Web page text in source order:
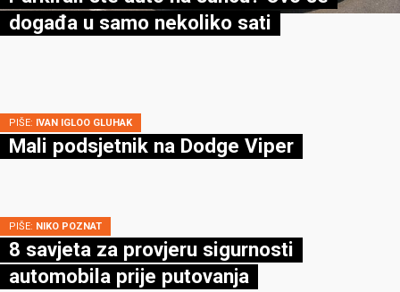
događa u samo nekoliko sati
PIŠE: IVAN IGLOO GLUHAK
Mali podsjetnik na Dodge Viper
PIŠE: NIKO POZNAT
8 savjeta za provjeru sigurnosti
automobila prije putovanja